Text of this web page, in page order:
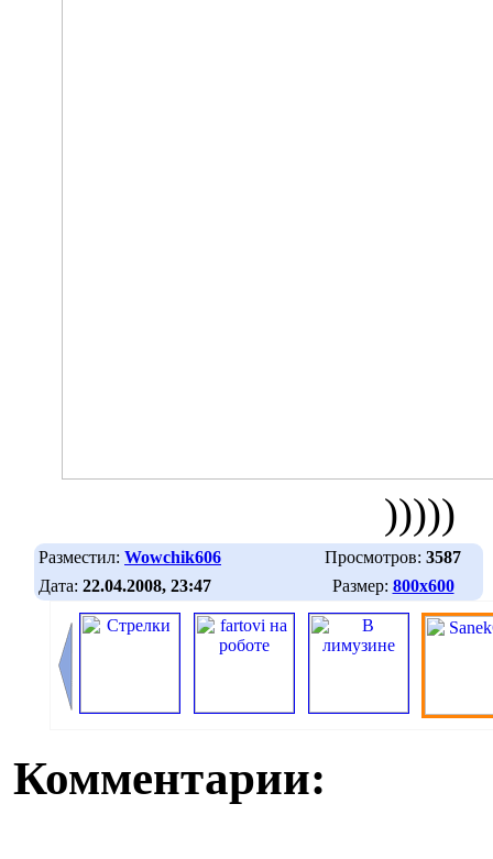
)))))
Разместил: Wowchik606 Просмотров: 3587
Дата: 22.04.2008, 23:47 Размер: 800х600
Комментарии: